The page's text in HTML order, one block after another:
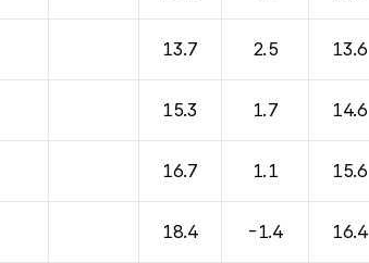
13.7 2.5 13.6
15.3 1.7 14.6
16.7 1.1 15.6
18.4 -1.4 16.4